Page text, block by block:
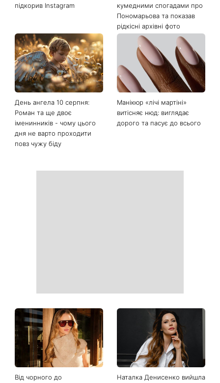
підкорив Instagram
кумедними спогадами про
Пономарьова та показав
рідкісні архівні фото
День ангела 10 серпня:
Роман та ще двоє
іменинників - чому цього
дня не варто проходити
повз чужу біду
Манікюр «лічі мартіні»
витісняє нюд: виглядає
дорого та пасує до всього
Від чорного до
Наталка Денисенко вийшла